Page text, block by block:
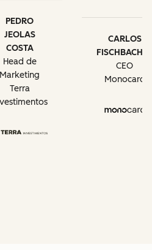
PEDRO
JEOLAS
COSTA
Head de
Marketing
Terra
CARLOS
CEO
Monocard